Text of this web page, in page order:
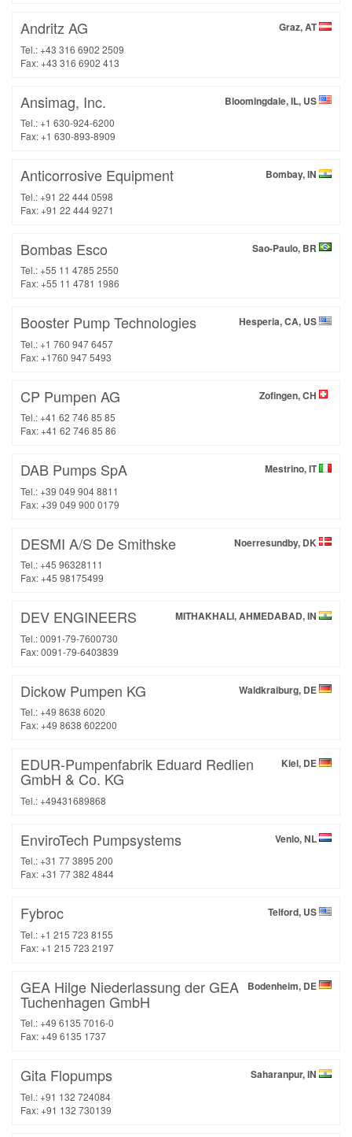
Graz, AT
Andritz AG
Tel.: +43 316 6902 2509
Fax: +43 316 6902 413
Bloomingdale, IL, US
Ansimag, Inc.
Tel.: +1 630-924-6200
Fax: +1 630-893-8909
Bombay, IN
Anticorrosive Equipment
Tel.: +91 22 444 0598
Fax: +91 22 444 9271
Sao-Paulo, BR
Bombas Esco
Tel.: +55 11 4785 2550
Fax: +55 11 4781 1986
Hesperia, CA, US
Booster Pump Technologies
Tel.: +1 760 947 6457
Fax: +1760 947 5493
Zofingen, CH
CP Pumpen AG
Tel.: +41 62 746 85 85
Fax: +41 62 746 85 86
Mestrino, IT
DAB Pumps SpA
Tel.: +39 049 904 8811
Fax: +39 049 900 0179
Noerresundby, DK
DESMI A/S De Smithske
Tel.: +45 96328111
Fax: +45 98175499
MITHAKHALI, AHMEDABAD, IN
DEV ENGINEERS
Tel.: 0091-79-7600730
Fax: 0091-79-6403839
Waldkraiburg, DE
Dickow Pumpen KG
Tel.: +49 8638 6020
Fax: +49 8638 602200
Kiel, DE
EDUR-Pumpenfabrik Eduard Redlien
GmbH & Co. KG
Tel.: +49431689868
Venlo, NL
EnviroTech Pumpsystems
Tel.: +31 77 3895 200
Fax: +31 77 382 4844
Telford, US
Fybroc
Tel.: +1 215 723 8155
Fax: +1 215 723 2197
Bodenheim, DE
GEA Hilge Niederlassung der GEA
Tuchenhagen GmbH
Tel.: +49 6135 7016-0
Fax: +49 6135 1737
Saharanpur, IN
Gita Flopumps
Tel.: +91 132 724084
Fax: +91 132 730139